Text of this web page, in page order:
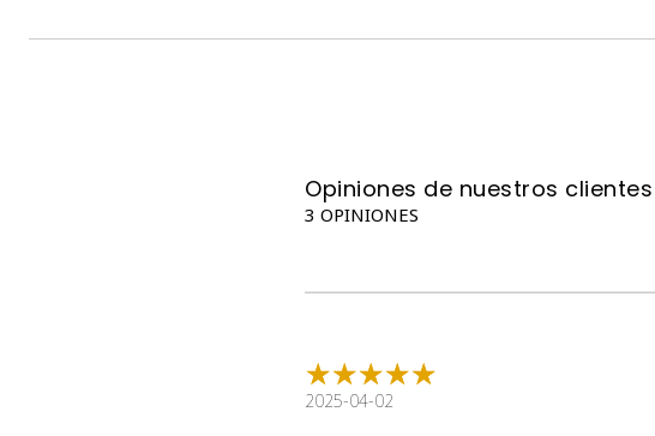
Opiniones de nuestros clientes
3 OPINIONES
2025-04-02